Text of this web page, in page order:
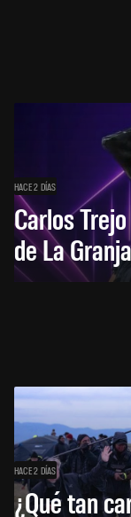
HACE 2 DÍAS
Carlos
de La
HACE 2 DÍAS
¿Qué tan